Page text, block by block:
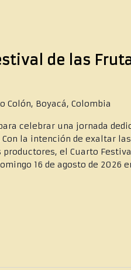
de las
Colón, Boyacá, Colombia
celebrar una jornada
la intención de exaltar las
el Cuarto
16 de agosto de 2026